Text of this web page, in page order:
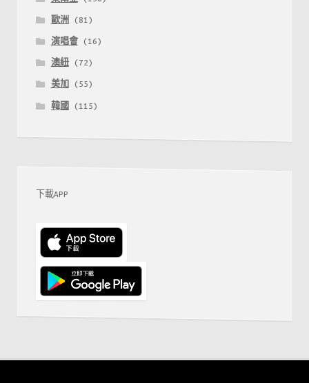
歐洲 (81)
演唱會(16)
澳紐(72)
美加 (55)
韓國 (115)
下載APP